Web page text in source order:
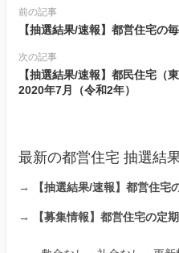
前の記事
【抽選結果/速報】都営住宅の
次の記事
【抽選結果/速報】都民住宅（
2020年7月（令和2年）
最新の都営住宅 抽選結
→ 【抽選結果/速報】都営住宅
→ 【募集情報】都営住宅の定